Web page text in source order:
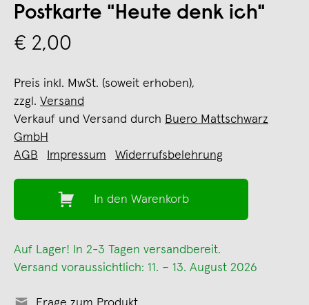
Postkarte "Heute denk ich"
€ 2,00
Preis inkl. MwSt. (soweit erhoben),
zzgl. Versand
Verkauf und Versand durch Buero Mattschwarz
GmbH
AGB
Impressum Widerrufsbelehrung
In den Warenkorb
Auf Lager! In 2-3 Tagen versandbereit.
Versand voraussichtlich: 11. – 13. August 2026